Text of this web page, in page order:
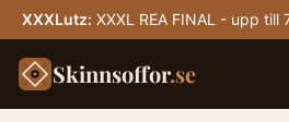
XXXLutz: XXXL REA FINAL - upp till
Skinnsoffor.se